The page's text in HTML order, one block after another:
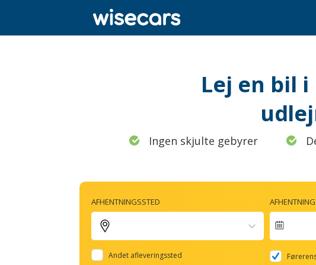
Lej en bil
Ingen skjulte gebyrer
AFHENTNINGSSTED
Andet afleveringssted
to